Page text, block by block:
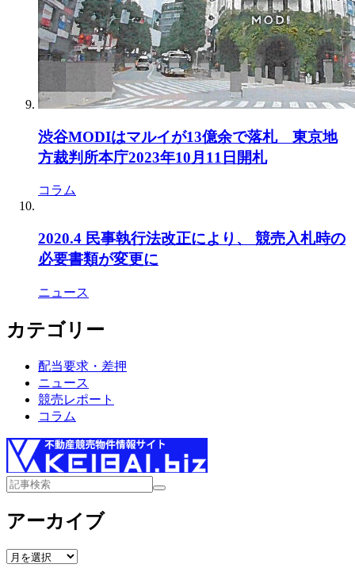
渋谷MODIはマルイが13億余で落札 東京地
方裁判所本庁2023年10月11日開札
コラム
2020.4 民事執行法改正により、 競売入札時の
必要書類が変更に
ニュース
カテゴリー
配当要求・差押
ニュース
競売レポート
コラム
アーカイブ
ア